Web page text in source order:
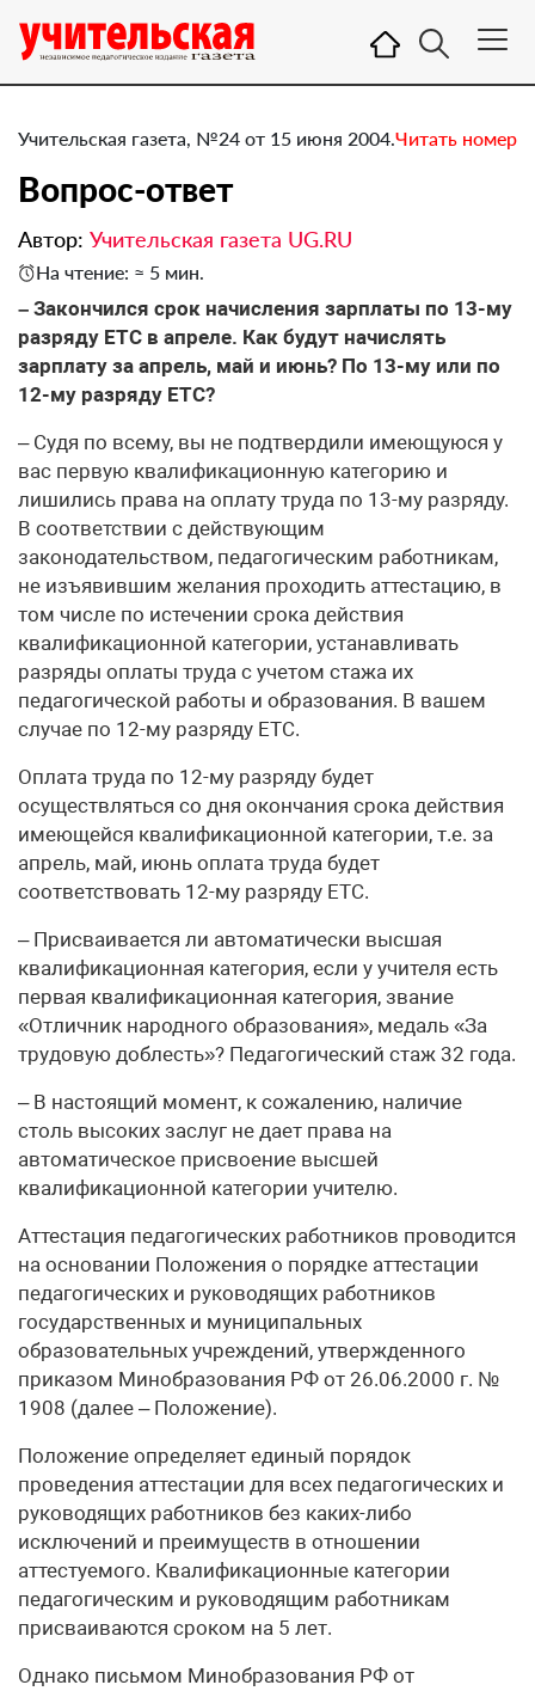
Учительская газета, №24 от 15 июня 2004.Читать номер
Вопрос-ответ
Автор: Учительская газета UG.RU
На чтение: ≈ 5 мин.
– Закончился срок начисления зарплаты по 13-му
разряду ЕТС в апреле. Как будут начислять
зарплату за апрель, май и июнь? По 13-му или по
12-му разряду ЕТС?
– Судя по всему, вы не подтвердили имеющуюся у
вас первую квалификационную категорию и
лишились права на оплату труда по 13-му разряду.
В соответствии с действующим
законодательством, педагогическим работникам,
не изъявившим желания проходить аттестацию, в
том числе по истечении срока действия
квалификационной категории, устанавливать
разряды оплаты труда с учетом стажа их
педагогической работы и образования. В вашем
случае по 12-му разряду ЕТС.
Оплата труда по 12-му разряду будет
осуществляться со дня окончания срока действия
имеющейся квалификационной категории, т.е. за
апрель, май, июнь оплата труда будет
соответствовать 12-му разряду ЕТС.
– Присваивается ли автоматически высшая
квалификационная категория, если у учителя есть
первая квалификационная категория, звание
«Отличник народного образования», медаль «За
трудовую доблесть»? Педагогический стаж 32 года.
– В настоящий момент, к сожалению, наличие
столь высоких заслуг не дает права на
автоматическое присвоение высшей
квалификационной категории учителю.
Аттестация педагогических работников проводится
на основании Положения о порядке аттестации
педагогических и руководящих работников
государственных и муниципальных
образовательных учреждений, утвержденного
приказом Минобразования РФ от 26.06.2000 г. №
1908 (далее – Положение).
Положение определяет единый порядок
проведения аттестации для всех педагогических и
руководящих работников без каких-либо
исключений и преимуществ в отношении
аттестуемого. Квалификационные категории
педагогическим и руководящим работникам
присваиваются сроком на 5 лет.
Однако письмом Минобразования РФ от